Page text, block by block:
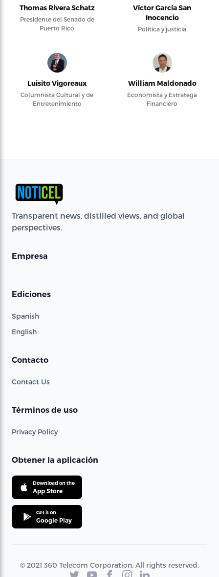
Thomas Rivera Schatz
Presidente del Senado de
Puerto Rico
Víctor García San
Inocencio
Política y justicia
Luisito Vigoreaux
Columnista Cultural y de
Entretenimiento
William Maldonado
Economista y Estratega
Financiero
Transparent news, distilled views, and global
perspectives.
Empresa
Ediciones
Spanish
English
Contacto
Contact Us
Términos de uso
Privacy Policy
Obtener la aplicación
Download on the
App Store
Get it on
Google Play
© 2021 360 Telecom Corporation. All rights reserved.